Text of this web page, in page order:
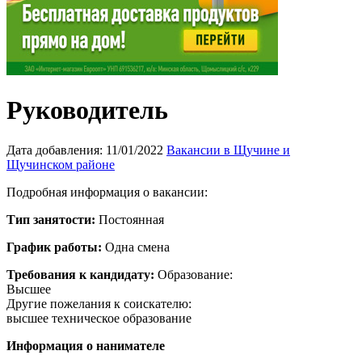
Руководитель
Дата добавления: 11/01/2022 Вакансии в Щучине и
Щучинском районе
Подробная информация о вакансии:
Тип занятости: Постоянная
График работы: Одна смена
Требования к кандидату: Образование:
Высшее
Другие пожелания к соискателю:
высшее техническое образование
Информация о нанимателе